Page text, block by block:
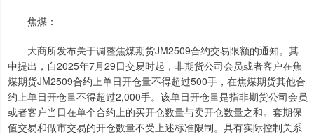
焦煤：
大商所发布关于调整焦煤期货JM2509合约交易限额的通知。其
中提出，自2025年7月29日交易时起，非期货公司会员或者客户在焦
煤期货JM2509合约上单日开仓量不得超过500手，在焦煤期货其他合
约上单日开仓量不得超过2,000手。该单日开仓量是指非期货公司会员
或者客户当日在单个合约上的买开仓数量与卖开仓数量之和。套期保
值交易和做市交易的开仓数量不受上述标准限制。具有实际控制关系